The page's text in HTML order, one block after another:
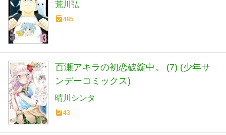
荒川弘
485
百瀬アキラの初恋破綻中。 (7) (少年サ
ンデーコミックス)
晴川シンタ
43